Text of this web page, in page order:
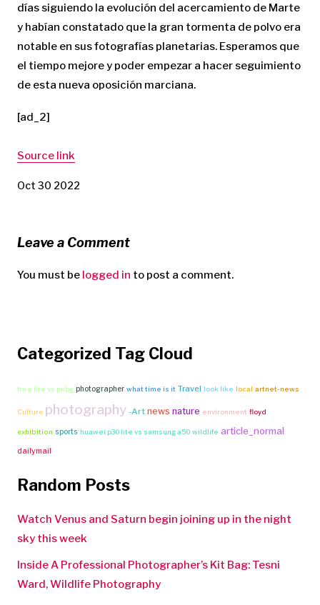
días siguiendo la evolución del acercamiento de Marte
y habían constatado que la gran tormenta de polvo era
notable en sus fotografías planetarias. Esperamos que
el tiempo mejore y poder empezar a hacer seguimiento
de esta nueva oposición marciana.
[ad_2]
Source link
Oct 30 2022
Leave a Comment
You must be logged in to post a comment.
Categorized Tag Cloud
free fire vs pubg photographer what time is it Travel look like local artnet-news
Culture photography -Art news nature environment floyd
exhibition sports huawei p30 lite vs samsung a50 wildlife article_normal
dailymail
Random Posts
Watch Venus and Saturn begin joining up in the night
sky this week
Inside A Professional Photographer’s Kit Bag: Tesni
Ward, Wildlife Photography